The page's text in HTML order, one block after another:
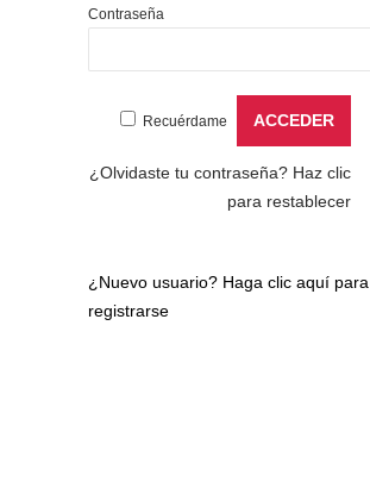
Contraseña
Recuérdame
¿Olvidaste tu contraseña? Haz clic
para restablecer
¿Nuevo usuario? Haga clic aquí para
registrarse